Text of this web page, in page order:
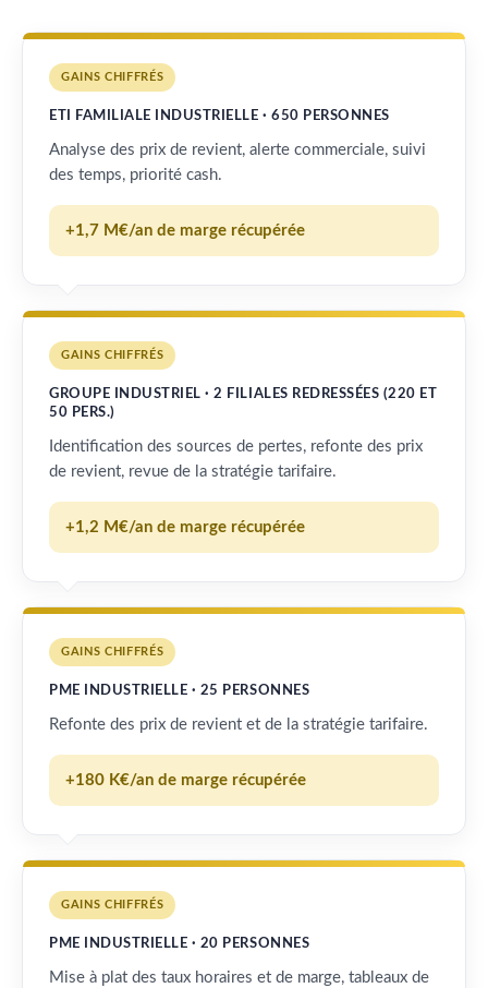
GAINS CHIFFRÉS
ETI FAMILIALE INDUSTRIELLE · 650 PERSONNES
Analyse des prix de revient, alerte commerciale, suivi
des temps, priorité cash.
+1,7 M€/an de marge récupérée
GAINS CHIFFRÉS
GROUPE INDUSTRIEL · 2 FILIALES REDRESSÉES (220 ET
50 PERS.)
Identification des sources de pertes, refonte des prix
de revient, revue de la stratégie tarifaire.
+1,2 M€/an de marge récupérée
GAINS CHIFFRÉS
PME INDUSTRIELLE · 25 PERSONNES
Refonte des prix de revient et de la stratégie tarifaire.
+180 K€/an de marge récupérée
GAINS CHIFFRÉS
PME INDUSTRIELLE · 20 PERSONNES
Mise à plat des taux horaires et de marge, tableaux de